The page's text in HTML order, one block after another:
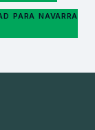
PARA NAVARRA